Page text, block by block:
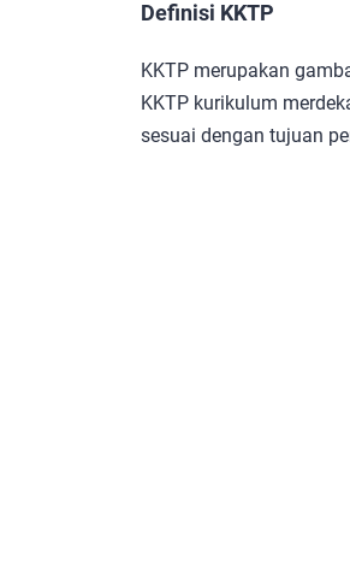
Definisi KKTP
KKTP merupakan
KKTP kurikulum
sesuai dengan tujuan